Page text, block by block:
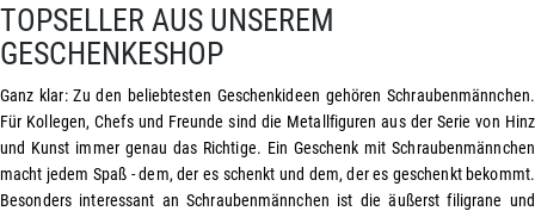
TOPSELLER AUS UNSEREM
GESCHENKESHOP
Ganz klar: Zu den beliebtesten Geschenkideen gehören Schraubenmännchen.
Für Kollegen, Chefs und Freunde sind die Metallfiguren aus der Serie von Hinz
und Kunst immer genau das Richtige. Ein Geschenk mit Schraubenmännchen
macht jedem Spaß - dem, der es schenkt und dem, der es geschenkt bekommt.
Besonders interessant an Schraubenmännchen ist die äußerst filigrane und